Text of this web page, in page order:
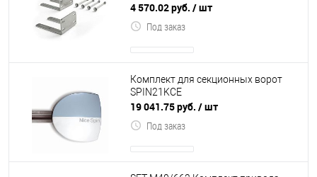
4 570.02 руб. / шт
Под заказ
Комплект для секционных ворот
SPIN21KCE
19 041.75 руб. / шт
Под заказ